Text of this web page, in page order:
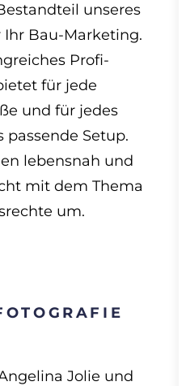
unseres
Ihr Bau-Marketing.
Profi-
für jede
und für jedes
passende Setup.
lebensnah und
mit dem Thema
um.
Jolie und